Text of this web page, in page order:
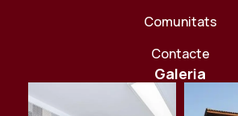
Comunitats
Contacte
Galeria